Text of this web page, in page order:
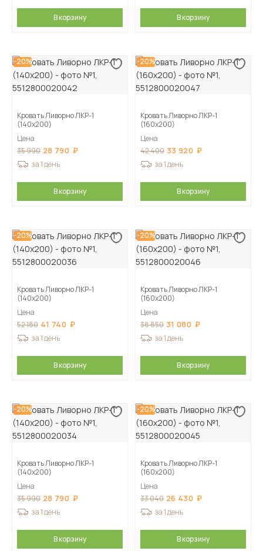
В корзину В корзину
-20%
Кровать Ливорно ЛКР-1
(140х200)
Цена
35 990 28 790
за 1 день
В корзину
-20%
Кровать Ливорно ЛКР-1
(160х200)
Цена
42 400 33 920
за 1 день
В корзину
-20%
Кровать Ливорно ЛКР-1
(140х200)
Цена
52 180 41 740
за 1 день
В корзину
-20%
Кровать Ливорно ЛКР-1
(160х200)
Цена
38 850 31 080
за 1 день
В корзину
-20%
Кровать Ливорно ЛКР-1
(140х200)
Цена
35 990 28 790
за 1 день
В корзину
-20%
Кровать Ливорно ЛКР-1
(160х200)
Цена
33 040 26 430
за 1 день
В корзину